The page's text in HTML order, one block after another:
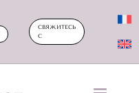
СВЯЖИТЕСЬ
С